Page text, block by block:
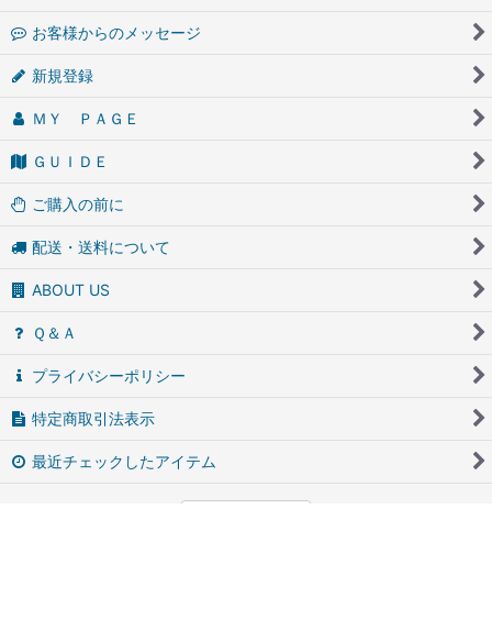
お客様からのメッセージ
新規登録
ＭＹ ＰＡＧＥ
ＧＵＩＤＥ
ご購入の前に
配送・送料について
ABOUT US
Ｑ＆Ａ
プライバシーポリシー
特定商取引法表示
最近チェックしたアイテム